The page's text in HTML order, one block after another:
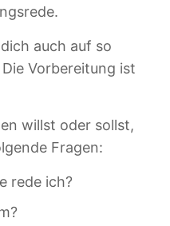
auch auf so
Vorbereitung ist
willst oder sollst,
Fragen:
rede ich?